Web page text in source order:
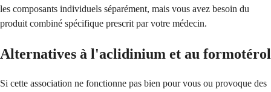
les composants individuels séparément, mais vous avez besoin du
produit combiné spécifique prescrit par votre médecin.
Alternatives à l'aclidinium et au formotérol
Si cette association ne fonctionne pas bien pour vous ou provoque des